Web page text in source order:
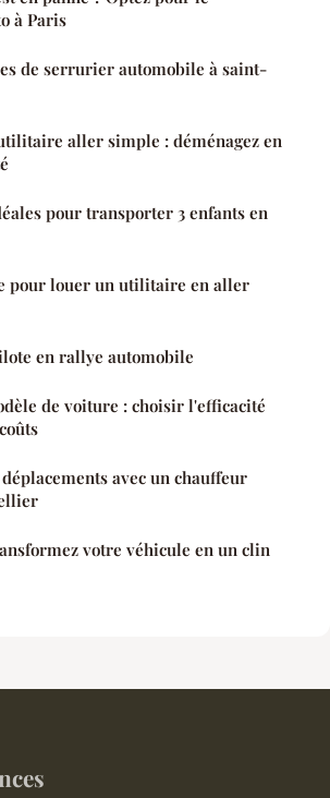
à Paris
de serrurier automobile à saint-
aller simple : déménagez en
pour transporter 3 enfants en
pour louer un utilitaire en aller
en rallye automobile
de voiture : choisir l'efficacité
avec un chauffeur
votre véhicule en un clin